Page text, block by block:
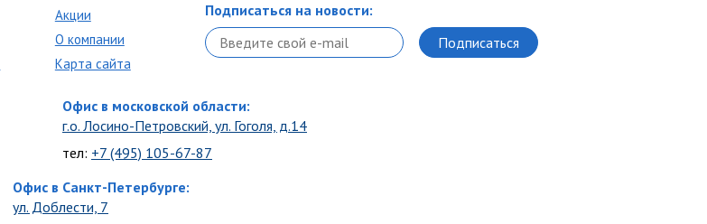
Акции
О компании
Карта сайта
Подписаться на новости:
Офис в московской области:
г.о. Лосино-Петровский, ул. Гоголя, д.14
тел: +7 (495) 105-67-87
Офис в Санкт-Петербурге:
ул. Доблести, 7